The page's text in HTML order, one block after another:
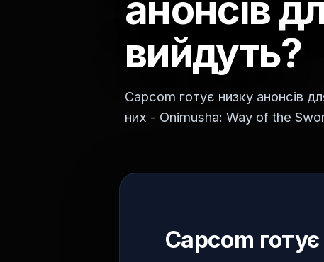
анонсів
вийдуть?
Capcom готує низку анонсів
них - Onimusha: Way of the
Capcom